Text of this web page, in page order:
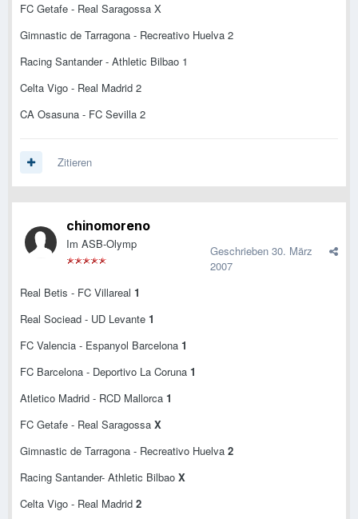
FC Getafe - Real Saragossa X
Gimnastic de Tarragona - Recreativo Huelva 2
Racing Santander - Athletic Bilbao 1
Celta Vigo - Real Madrid 2
CA Osasuna - FC Sevilla 2
Zitieren
chinomoreno
Im ASB-Olymp Geschrieben 30. März
2007
Real Betis - FC Villareal 1
Real Sociead - UD Levante 1
FC Valencia - Espanyol Barcelona 1
FC Barcelona - Deportivo La Coruna 1
Atletico Madrid - RCD Mallorca 1
FC Getafe - Real Saragossa X
Gimnastic de Tarragona - Recreativo Huelva 2
Racing Santander- Athletic Bilbao X
Celta Vigo - Real Madrid 2